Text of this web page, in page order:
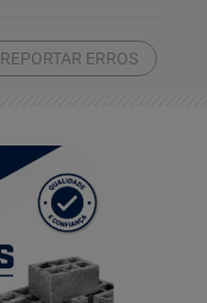
REPORTAR ERROS